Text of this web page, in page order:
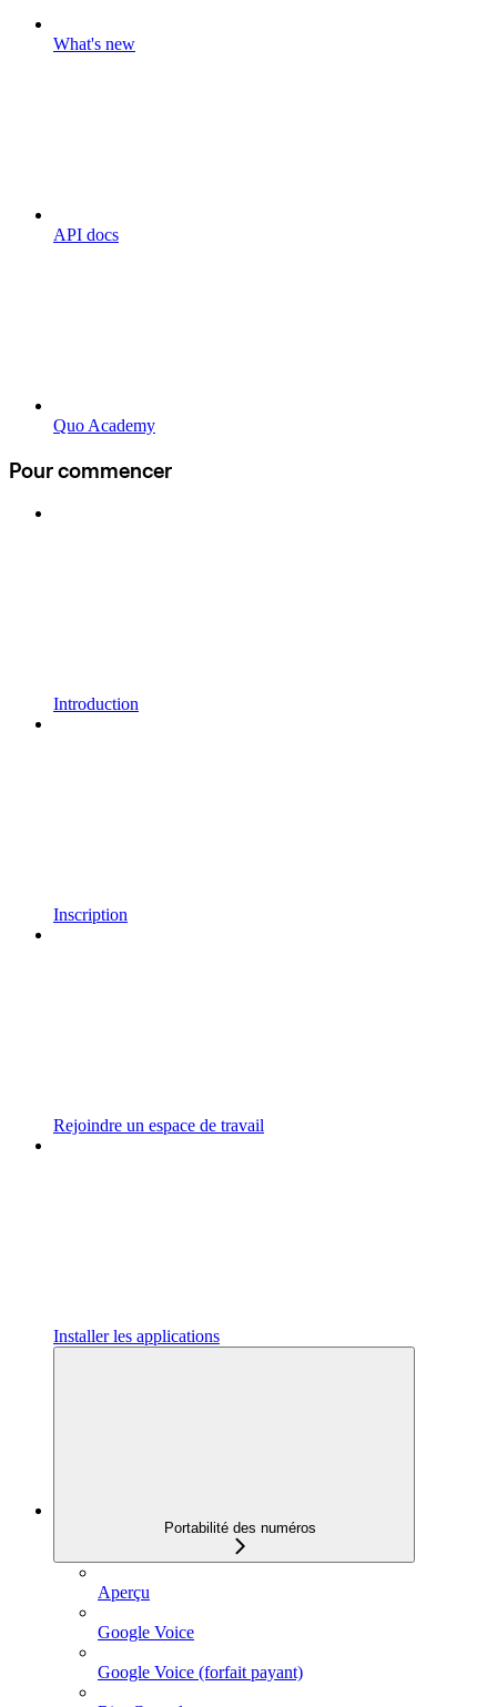
What's new
API docs
Quo Academy
Pour commencer
Introduction
Inscription
Rejoindre un espace de travail
Installer les applications
Portabilité des numéros
Aperçu
Google Voice
Google Voice (forfait payant)